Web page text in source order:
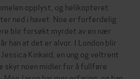
opplyst, og helikopteret
ned i havet. Noe er forferdelig
blir forsøkt myrdet av en nær
han at det er alvor. I London blir
Kinkaid, en ung og veltrent
skyr noen midler for å fullføre